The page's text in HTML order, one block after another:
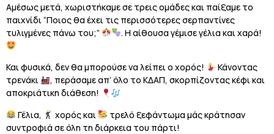
Αμέσως μετά, χωριστήκαμε σε τρεις ομάδες και παίξαμε το
παιχνίδι “Ποιος θα έχει τις περισσότερες σερπαντίνες
τυλιγμένες πάνω του;”
. Η αίθουσα γέμισε γέλια και χαρά!
Και φυσικά, δεν θα μπορούσε να λείπει ο χορός!
Κάνοντας
τρενάκι
, περάσαμε απ’ όλο το ΚΔΑΠ, σκορπίζοντας κέφι και
αποκριάτικη διάθεση!
Γέλια,
χορός και
τρελό ξεφάντωμα μάς κράτησαν
συντροφιά σε όλη τη διάρκεια του πάρτι!